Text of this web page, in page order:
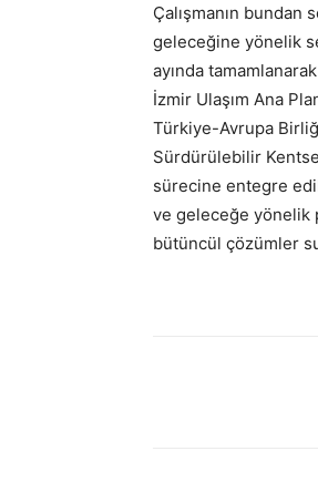
Çalışmanın
geleceğine yönelik
ayında
İzmir Ulaşım Ana
Türkiye-Avrupa
Sürdürülebilir
sürecine entegre
ve geleceğe yönelik
bütüncül çözümler